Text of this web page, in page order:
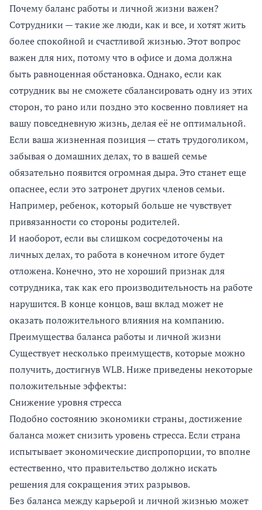
Почему баланс работы и личной жизни важен?
Сотрудники — такие же люди, как и все, и хотят жить
более спокойной и счастливой жизнью. Этот вопрос
важен для них, потому что в офисе и дома должна
быть равноценная обстановка. Однако, если как
сотрудник вы не сможете сбалансировать одну из этих
сторон, то рано или поздно это косвенно повлияет на
вашу повседневную жизнь, делая её не оптимальной.
Если ваша жизненная позиция — стать трудоголиком,
забывая о домашних делах, то в вашей семье
обязательно появится огромная дыра. Это станет еще
опаснее, если это затронет других членов семьи.
Например, ребенок, который больше не чувствует
привязанности со стороны родителей.
И наоборот, если вы слишком сосредоточены на
личных делах, то работа в конечном итоге будет
отложена. Конечно, это не хороший признак для
сотрудника, так как его производительность на работе
нарушится. В конце концов, ваш вклад может не
оказать положительного влияния на компанию.
Преимущества баланса работы и личной жизни
Существует несколько преимуществ, которые можно
получить, достигнув WLB. Ниже приведены некоторые
положительные эффекты:
Снижение уровня стресса
Подобно состоянию экономики страны, достижение
баланса может снизить уровень стресса. Если страна
испытывает экономические диспропорции, то вполне
естественно, что правительство должно искать
решения для сокращения этих разрывов.
Без баланса между карьерой и личной жизнью может